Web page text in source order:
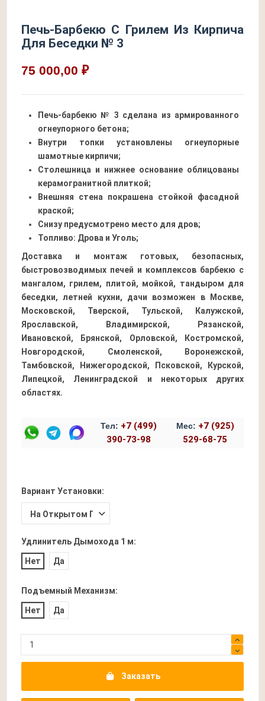
Печь-Барбекю С Грилем Из Кирпича
Для Беседки № 3
75 000,00 ₽
Печь-барбекю № 3 сделана из армированного
огнеупорного бетона;
Внутри топки установлены огнеупорные
шамотные кирпичи;
Столешница и нижнее основание облицованы
керамогранитной плиткой;
Внешняя стена покрашена стойкой фасадной
краской;
Снизу предусмотрено место для дров;
Топливо: Дрова и Уголь;
Доставка и монтаж готовых, безопасных,
быстровозводимых печей и комплексов барбекю с
мангалом, грилем, плитой, мойкой, тандыром для
беседки, летней кухни, дачи возможен в Москве,
Московской, Тверской, Тульской, Калужской,
Ярославской, Владимирской, Рязанской,
Ивановской, Брянской, Орловской, Костромской,
Новгородской, Смоленской, Воронежской,
Тамбовской, Нижегородской, Псковской, Курской,
Липецкой, Ленинградской и некоторых других
областях.
Тел: +7 (499)
390-73-98
Мес: +7 (925)
529-68-75
Вариант Установки:
Удлинитель Дымохода 1 м:
Нет Да
Подъемный Механизм:
Нет Да
Заказать